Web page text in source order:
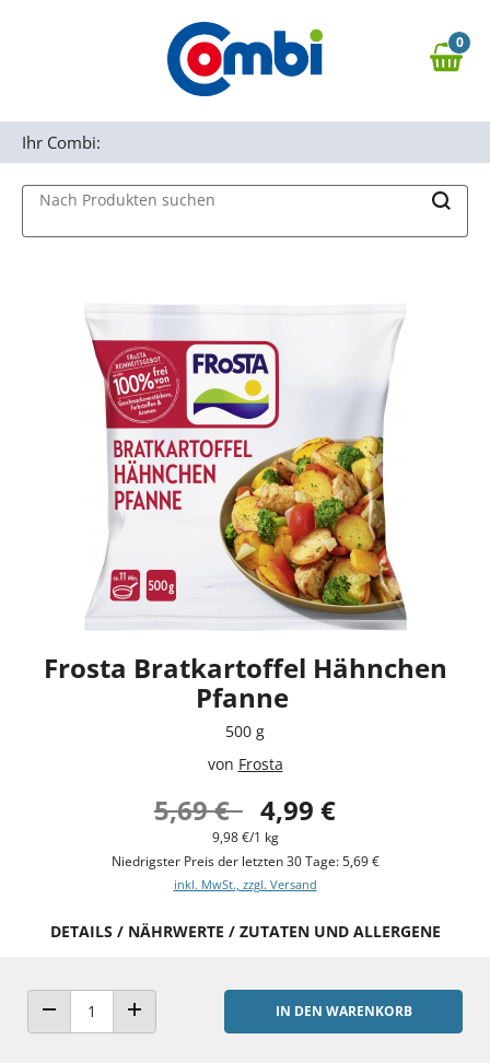
Zur Navigation springen
0,00 €
0
Nach Produkten suchen
Ihr Combi:
Frosta Bratkartoffel Hähnchen
Pfanne
500 g
von Frosta
5,69 € 4,99 €
9,98 €/1 kg
Niedrigster Preis der letzten 30 Tage: 5,69 €
inkl. MwSt., zzgl. Versand
DETAILS / NÄHRWERTE / ZUTATEN UND ALLERGENE
ANZAHL VERRINGERNANZAHL ERHÖHEN
IN DEN WARENKORB